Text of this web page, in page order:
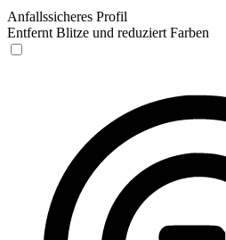
Anfallssicheres Profil
Entfernt Blitze und reduziert Farben